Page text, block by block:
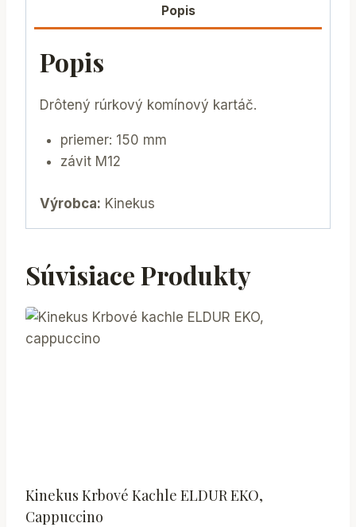
Popis
Popis
Drôtený rúrkový komínový kartáč.
priemer: 150 mm
závit M12
Výrobca: Kinekus
Súvisiace Produkty
Kinekus Krbové Kachle ELDUR EKO,
Cappuccino